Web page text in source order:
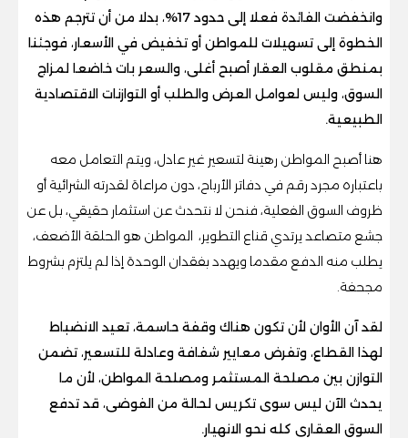
وانخفضت الفائدة فعلا إلى حدود 17%، بدلا من أن تترجم هذه
الخطوة إلى تسهيلات للمواطن أو تخفيض في الأسعار، فوجئنا
بمنطق مقلوب العقار أصبح أغلى، والسعر بات خاضعا لمزاج
السوق، وليس لعوامل العرض والطلب أو التوازنات الاقتصادية
الطبيعية.
هنا أصبح المواطن رهينة لتسعير غير عادل، ويتم التعامل معه
باعتباره مجرد رقم في دفاتر الأرباح، دون مراعاة لقدرته الشرائية أو
ظروف السوق الفعلية، فنحن لا نتحدث عن استثمار حقيقي، بل عن
جشع متصاعد يرتدي قناع التطوير، المواطن هو الحلقة الأضعف،
يطلب منه الدفع مقدما ويهدد بفقدان الوحدة إذا لم يلتزم بشروط
مجحفة.
لقد آن الأوان لأن تكون هناك وقفة حاسمة، تعيد الانضباط
لهذا القطاع، وتفرض معايير شفافة وعادلة للتسعير، تضمن
التوازن بين مصلحة المستثمر ومصلحة المواطن، لأن ما
يحدث الآن ليس سوى تكريس لحالة من الفوضى، قد تدفع
السوق العقاري كله نحو الانهيار.